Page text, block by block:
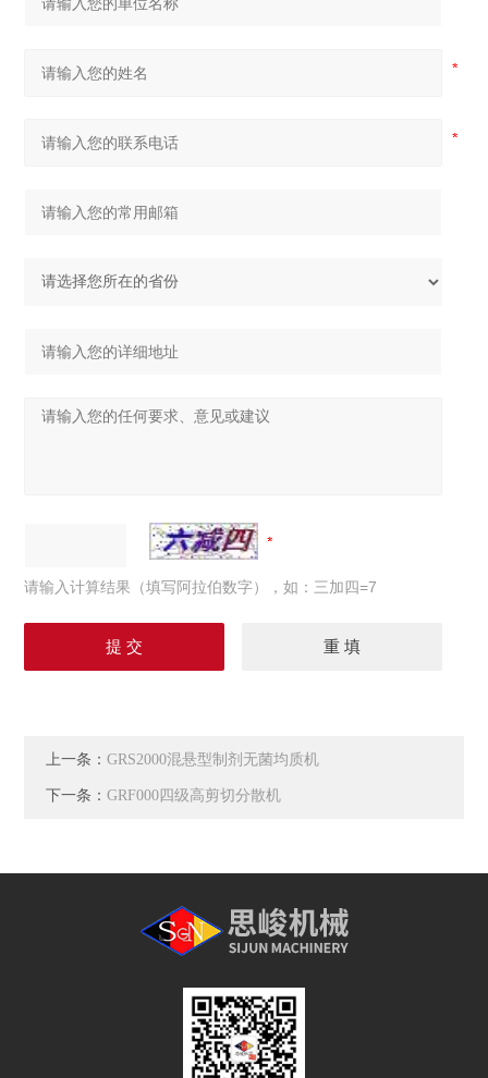
请输入计算结果（填写阿拉伯数字），如：三加四=7
上一条：GRS2000混悬型制剂无菌均质机
下一条：GRF000四级高剪切分散机